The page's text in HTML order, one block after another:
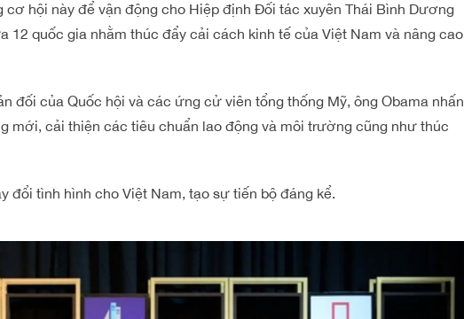
cơ hội này để vận động cho Hiệp định Đối tác xuyên Thái Bình Dương
12 quốc gia nhằm thúc đẩy cải cách kinh tế của Việt Nam và nâng cao
đối của Quốc hội và các ứng cử viên tổng thống Mỹ, ông Obama nhấn
mới, cải thiện các tiêu chuẩn lao động và môi trường cũng như thúc
đổi tình hình cho Việt Nam, tạo sự tiến bộ đáng kể.